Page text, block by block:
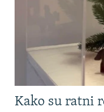
Kako su ratni